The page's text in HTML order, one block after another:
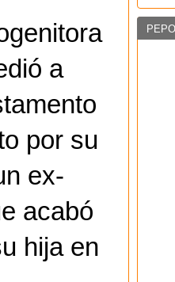
a
por su
ex-
acabó
hija en